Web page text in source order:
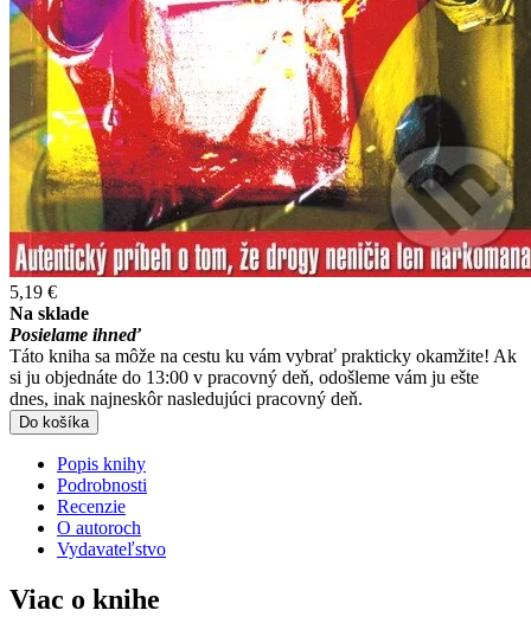
5,19 €
Na sklade
Posielame ihneď
Táto kniha sa môže na cestu ku vám vybrať prakticky okamžite! Ak
si ju objednáte do 13:00 v pracovný deň, odošleme vám ju ešte
dnes, inak najneskôr nasledujúci pracovný deň.
Do košíka
Popis knihy
Podrobnosti
Recenzie
O autoroch
Vydavateľstvo
Viac o knihe